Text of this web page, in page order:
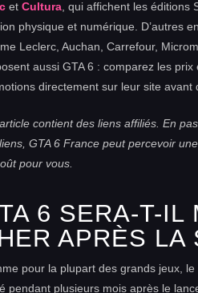
etCultura , qui affichent les éditions
physique et numérique. D’autres
Leclerc, Auchan, Carrefour,
aussi GTA 6 : comparez les prix
directement sur leur site avant
contient des liens affiliés. En
GTA 6 France peut percevoir
pour vous.
6 SERA-T-IL
APRÈS LA
pour la plupart des grands jeux, le
pendant plusieurs mois après le